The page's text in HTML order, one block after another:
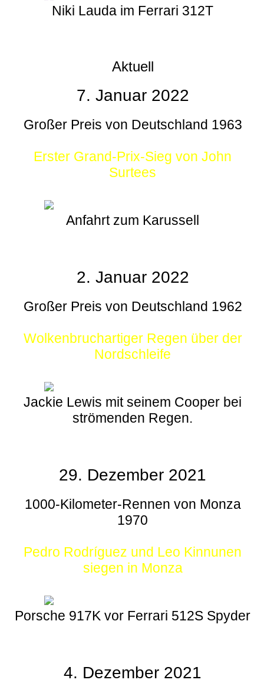
Niki Lauda im Ferrari 312T
Aktuell
7. Januar 2022
Großer Preis von Deutschland 1963
Erster Grand-Prix-Sieg von John
Surtees
Anfahrt zum Karussell
2. Januar 2022
Großer Preis von Deutschland 1962
Wolkenbruchartiger Regen über der
Nordschleife
Jackie Lewis mit seinem Cooper bei
strömenden Regen.
29. Dezember 2021
1000-Kilometer-Rennen von Monza
1970
Pedro Rodríguez und Leo Kinnunen
siegen in Monza
Porsche 917K vor Ferrari 512S Spyder
4. Dezember 2021